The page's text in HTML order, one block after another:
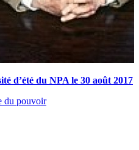
d’été du NPA le 30 août 2017
du pouvoir